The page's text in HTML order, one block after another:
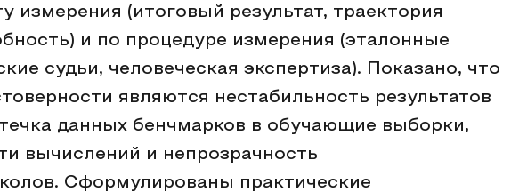
измерения (итоговый результат, траектория
и по процедуре измерения (эталонные
судьи, человеческая экспертиза). Показано, что
являются нестабильность результатов
данных бенчмарков в обучающие выборки,
вычислений и непрозрачность
Сформулированы практические